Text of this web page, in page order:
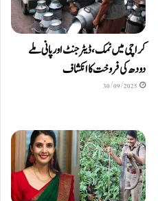
کراچی میں نمک، ڈیٹرجنٹ اور پانی ملے
دودھ کی فروخت کا انکشاف
30/09/2025